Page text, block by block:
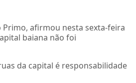
Primo, afirmou nesta sexta-feira
baiana não foi
da capital é responsabilidade